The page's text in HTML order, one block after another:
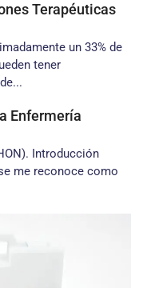
Terapéuticas
un 33% de
tener
Enfermería
Introducción
me reconoce como